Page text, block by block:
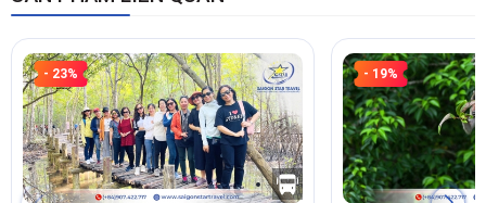
- 23% - 19%